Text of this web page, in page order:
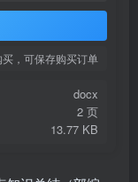
，可保存购买订单
docx
2 页
13.77 KB